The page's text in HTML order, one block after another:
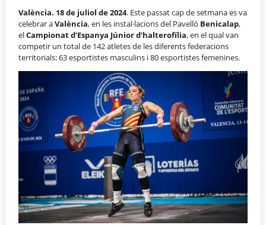
València. 18 de juliol de 2024. Este passat cap de setmana es va
celebrar aValència, en les instal·lacions del Pavelló Benicalap,
elCampionat d’Espanya Júnior d’halterofília, en el qual van
competir un total de 142 atletes de les diferents federacions
territorials: 63 esportistes masculins i 80 esportistes femenines.